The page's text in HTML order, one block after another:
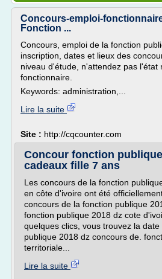
Concours-emploi-
Fonction ...
Concours, emploi de la fonction
inscription, dates et lieux des
niveau d'étude, n'attendez pas l'état
fonctionnaire.
Keywords: administration,...
Lire la suite
Site : http://cqcounter.com
Concour fonction
cadeaux fille 7 ans
Les concours de la fonction
en côte d'ivoire ont été
concours de la fonction publique
fonction publique 2018 dz cote
quelques clics, vous trouvez la
publique 2018 dz concours de.
territoriale...
Lire la suite